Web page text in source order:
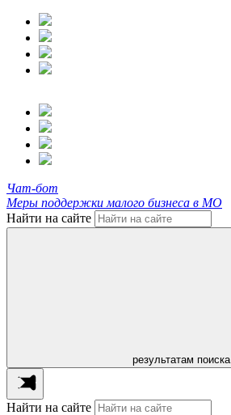
Чат-бот
Меры поддержки малого бизнеса в МО
Найти на сайте
результатам поиска
Найти на сайте